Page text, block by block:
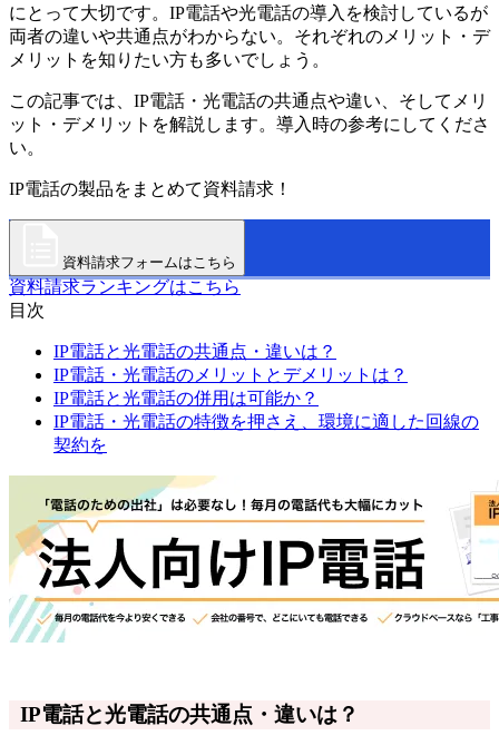
にとって大切です。IP電話や光電話の導入を検討しているが
両者の違いや共通点がわからない。それぞれのメリット・デ
メリットを知りたい方も多いでしょう。
この記事では、IP電話・光電話の共通点や違い、そしてメリ
ット・デメリットを解説します。導入時の参考にしてくださ
い。
IP電話の製品をまとめて資料請求！
資料請求フォームはこちら
資料請求ランキングはこちら
目次
IP電話と光電話の共通点・違いは？
IP電話・光電話のメリットとデメリットは？
IP電話と光電話の併用は可能か？
IP電話・光電話の特徴を押さえ、環境に適した回線の
契約を
IP電話と光電話の共通点・違いは？